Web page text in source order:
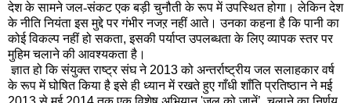
देश के सामने जल-संकट एक बड़ी चुनौती के रूप में उपस्थित होगा। लेकिन देश
के नीति नियंता इस मुद्दे पर गंभीर नजऱ नहीं आते। उनका कहना है कि पानी का
कोई विकल्प नहीं हो सकता,इसकी पर्याप्त उपलब्धता के लिए व्यापक स्तर पर
मुहिम चलाने की आवश्यकता है।
ज्ञात हो कि संयुक्त राष्ट्र संघ ने 2013को अन्तर्राष्ट्रीय जल सलाहकार वर्ष
के रूप में घोषित किया है इसे ही ध्यान में रखते हुए गाँधी शाँति प्रतिष्ठान ने मई